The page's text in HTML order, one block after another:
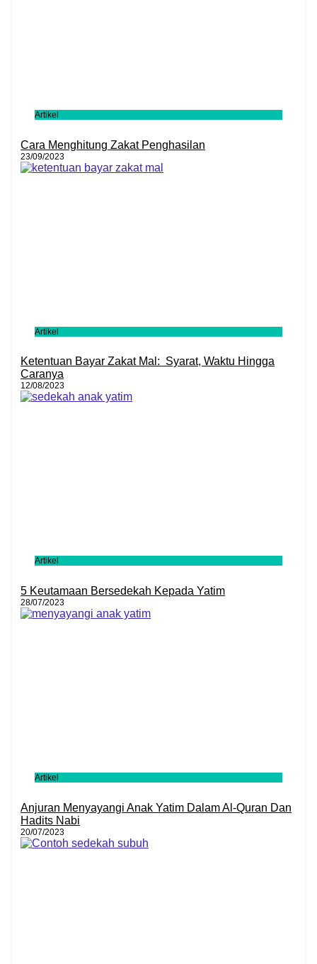
Artikel
Cara Menghitung Zakat Penghasilan
23/09/2023
Artikel
Ketentuan Bayar Zakat Mal: Syarat, Waktu Hingga
Caranya
12/08/2023
Artikel
5 Keutamaan Bersedekah Kepada Yatim
28/07/2023
Artikel
Anjuran Menyayangi Anak Yatim Dalam Al-Quran Dan
Hadits Nabi
20/07/2023